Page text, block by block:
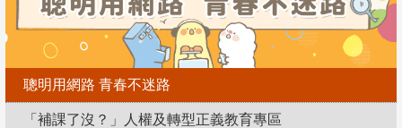
聰明用網路 青春不迷路
「補課了沒？」人權及轉型正義教育專區